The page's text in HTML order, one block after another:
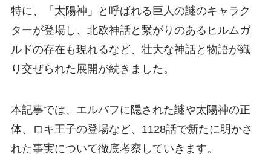
特に、「太陽神」と呼ばれる巨人の謎のキャラク
ターが登場し、北欧神話と繋がりのあるヒルムガ
ルドの存在も現れるなど、壮大な神話と物語が織
り交ぜられた展開が続きました。
本記事では、エルバフに隠された謎や太陽神の正
体、ロキ王子の登場など、1128話で新たに明かさ
れた事実について徹底考察していきます。